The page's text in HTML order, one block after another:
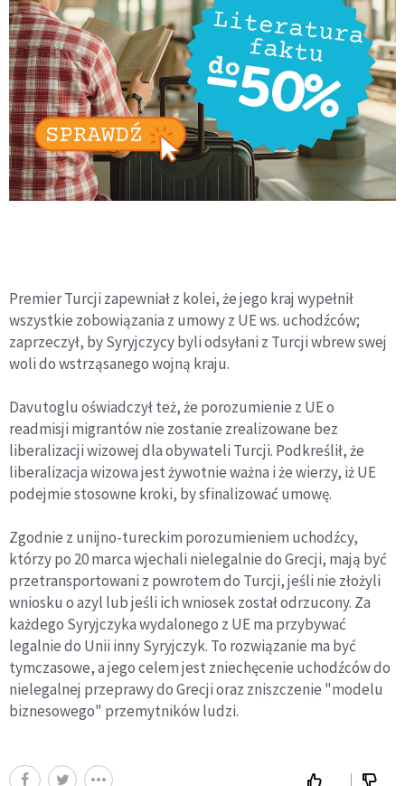
Premier Turcji zapewniał z kolei, że jego kraj wypełnił
wszystkie zobowiązania z umowy z UE ws. uchodźców;
zaprzeczył, by Syryjczycy byli odsyłani z Turcji wbrew swej
woli do wstrząsanego wojną kraju.
Davutoglu oświadczył też, że porozumienie z UE o
readmisji migrantów nie zostanie zrealizowane bez
liberalizacji wizowej dla obywateli Turcji. Podkreślił, że
liberalizacja wizowa jest żywotnie ważna i że wierzy, iż UE
podejmie stosowne kroki, by sfinalizować umowę.
Zgodnie z unijno-tureckim porozumieniem uchodźcy,
którzy po 20 marca wjechali nielegalnie do Grecji, mają być
przetransportowani z powrotem do Turcji, jeśli nie złożyli
wniosku o azyl lub jeśli ich wniosek został odrzucony. Za
każdego Syryjczyka wydalonego z UE ma przybywać
legalnie do Unii inny Syryjczyk. To rozwiązanie ma być
tymczasowe, a jego celem jest zniechęcenie uchodźców do
nielegalnej przeprawy do Grecji oraz zniszczenie "modelu
biznesowego" przemytników ludzi.